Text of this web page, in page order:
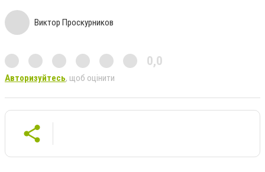
Виктор Проскурников
0,0
Авторизуйтесь, щоб оцінити